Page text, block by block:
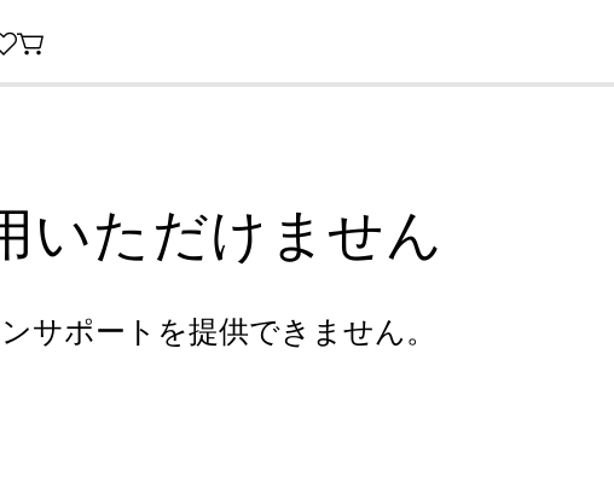
いただけません
サポートを提供できません。